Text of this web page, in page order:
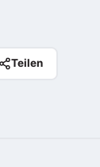
Teilen